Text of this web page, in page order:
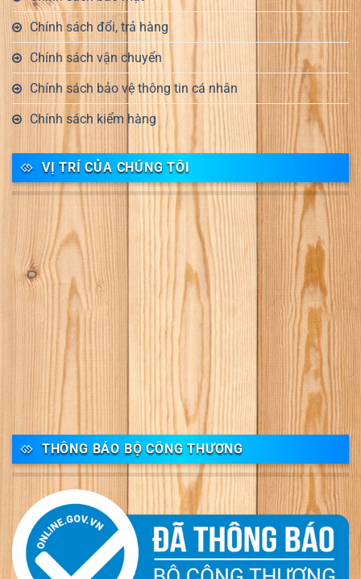
Chính sách đổi, trả hàng
Chính sách vận chuyển
Chính sách bảo vệ thông tin cá nhân
Chính sách kiểm hàng
VỊ TRÍ CỦA CHÚNG TÔI
THÔNG BÁO BỘ CÔNG THƯƠNG